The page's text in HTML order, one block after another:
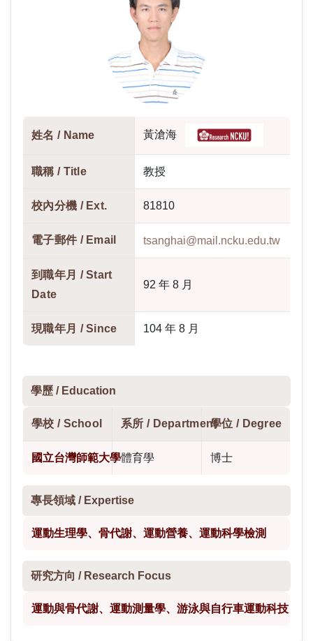
FAQs
姓名 / Name 黃滄海
職稱 / Title 教授
校內分機 / Ext. 81810
電子郵件 / Email tsanghai@mail.ncku.edu.tw
到職年月 /Start
Date
92 年 8 月
現職年月 /Since 104 年 8 月
學歷 / Education
學校 / School 系所 / Department學位 / Degree
國立台灣師範大學體育學 博士
專長領域 / Expertise
運動生理學、骨代謝、運動營養、運動科學檢測
研究方向 / Research Focus
運動與骨代謝、運動測量學、游泳與自行車運動科技